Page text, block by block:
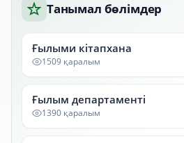
Танымал бөлімдер
Ғылыми кітапхана
1509 қаралым
Ғылым департаменті
1390 қаралым